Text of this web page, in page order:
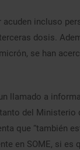
acuden incluso
dosis.
se han
llamado a
del Ministerio
que “también
en SOME, si